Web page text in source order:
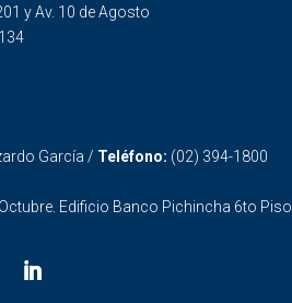
y Av. 10 de Agosto
García / Teléfono: (02) 394-1800
Edificio Banco Pichincha 6to Piso